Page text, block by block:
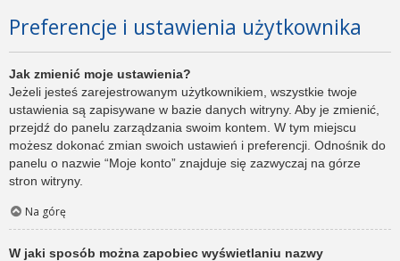
Preferencje i ustawienia użytkownika
Jak zmienić moje ustawienia?
Jeżeli jesteś zarejestrowanym użytkownikiem, wszystkie twoje
ustawienia są zapisywane w bazie danych witryny. Aby je zmienić,
przejdź do panelu zarządzania swoim kontem. W tym miejscu
możesz dokonać zmian swoich ustawień i preferencji. Odnośnik do
panelu o nazwie “Moje konto” znajduje się zazwyczaj na górze
stron witryny.
Na górę
W jaki sposób można zapobiec wyświetlaniu nazwy